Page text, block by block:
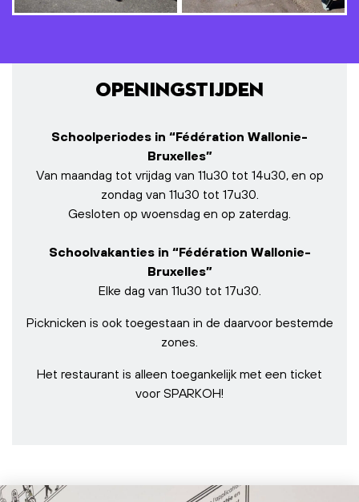
Openingstijden
Schoolperiodes in “Fédération Wallonie-
Bruxelles”
Van maandag tot vrijdag van 11u30 tot 14u30, en op
zondag van 11u30 tot 17u30.
Gesloten op woensdag en op zaterdag.
Schoolvakanties in “Fédération Wallonie-
Bruxelles”
Elke dag van 11u30 tot 17u30.
Picknicken is ook toegestaan in de daarvoor bestemde
zones.
Het restaurant is alleen toegankelijk met een ticket
voor SPARKOH!